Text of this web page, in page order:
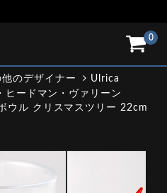
0
他のデザイナー
Ulrica
ヒードマン・ヴァリーン
ウル クリスマスツリー 22cm